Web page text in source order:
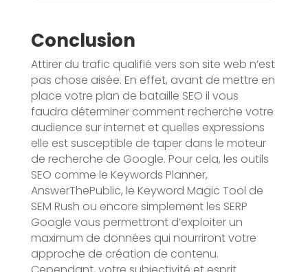
Conclusion
Attirer du trafic qualifié vers son site web n’est
pas chose aisée. En effet, avant de mettre en
place votre plan de bataille SEO il vous
faudra déterminer comment recherche votre
audience sur internet et quelles expressions
elle est susceptible de taper dans le moteur
de recherche de Google. Pour cela, les outils
SEO comme le Keywords Planner,
AnswerThePublic, le Keyword Magic Tool de
SEM Rush ou encore simplement les SERP
Google vous permettront d’exploiter un
maximum de données qui nourriront votre
approche de création de contenu.